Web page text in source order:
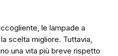
le lampade a
scelta migliore. Tuttavia,
una vita più breve rispetto